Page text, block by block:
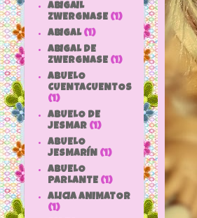
ABIGAIL
ZWERGNASE (1)
ABIGAL (1)
ABIGAL DE
ZWERGNASE (1)
ABUELO
CUENTACUENTOS
(1)
ABUELO DE
JESMAR (1)
ABUELO
JESMARÍN (1)
ABUELO
PARLANTE (1)
ALICIA ANIMATOR
(1)